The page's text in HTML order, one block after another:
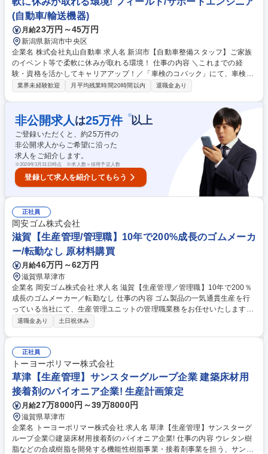
経営層に近いやりがいポジション/賞与3回
(自動車/輸送機器)
月給23万円～45万円
新潟県新潟市中央区
企業名 株式会社丸山自動車 求人名 新潟市【自動車整備スタッフ】ご家族
のイベント等で柔軟に休みが取れる環境！ 仕事の内容 ＼これまでの経
験・資格を活かしてキャリアアップ！／「車検のコバック」にて、車検整
備、一般修理、点検業務全般をお任せします。複数名での分担作業で負担
けます！】これまでの経験に応じて、車検整備や法定点検、一般修理から
お任せします。★1台を複数名で分担するため、一人に業務が集中するこ
とはありません。★設備も充実しており、夏場はエアコン・冷風機、冬場
はストーブ・防寒着を完備！経験者が無理なく長く働き続けられる、快適
な工場環境を整えています。 募集職種 新潟市【自動車整備スタッフ】ご
家族のイベント等で柔軟に休みが取れる環境！
業界未経験歓迎 月平均残業時間20時間以内 退職金あり
非公開求人 は25万件 ※以上
ご登録いただくと、約25万件の
非公開求人からご希望に沿った
求人をご紹介します。
※2026年3月31日時点 ※求人数＝採用予定人数
登録して求人を紹介してもらう
正社員
岡安ゴム株式会社
滋賀【生産管理/管理職】10年で200%成長のゴムメーカ
ー/転勤なし 原材料購買
月給46万円～62万円
滋賀県草津市
企業名 岡安ゴム株式会社 求人名 滋賀【生産管理／管理職】10年で200％
成長のゴムメーカー／転勤なし 仕事の内容 ゴム製品の一気通貫生産を行
っている当社にて、生産管理ユニットの管理職業務をお任せいたします。
工場での製造量や品質を支え、ユニット内のパフォーマンスを最大化して
図ります。■システムの監視やトラブルエラーへの迅速な対応、および改
善策の代案提案。■製品の品質管理チェック（クライアントの製品企画や
外径の確認）。■機器の清掃やメンテナンス（社員とともに5S順守を実
践）。※入社後はまず現場作業からお任せします。 【従事すべき業務の変
更の範囲】当社の指定する業務 募集職種 滋賀【生産管理／管理職】10年
で200％成長のゴムメーカー／転勤なし
退職金あり 土日祝休み
正社員
トーヨーポリマー株式会社
草津【生産管理】サンスターグループ企業 建築床材用
接着剤のパイオニア企業! 生産計画策定
月給27万8000円～39万8000円
滋賀県草津市
企業名 トーヨーポリマー株式会社 求人名 草津【生産管理】サンスターグ
ループ企業◎建築床材用接着剤のパイオニア企業! 仕事の内容 ウレタン樹
脂などの合成樹脂を開発する機能性樹脂事業・接着剤事業を担う、サンス